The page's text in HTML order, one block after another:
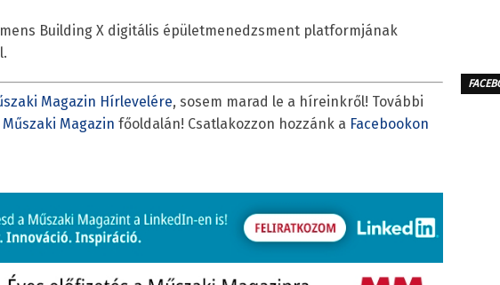
Building X digitális épületmenedzsment platformjának
Magazin Hírlevelére, sosem marad le a híreinkről! További
Műszaki Magazin főoldalán! Csatlakozzon hozzánk a Facebookon